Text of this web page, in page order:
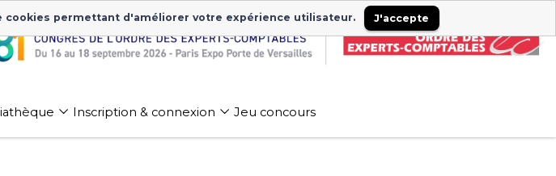
Inscription & connexion Jeu concours
cookies permettant d'améliorer votre expérience utilisateur. J'accepte